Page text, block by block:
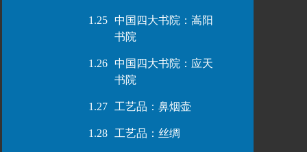
1.25
中国四大书院：嵩阳
书院
1.26
中国四大书院：应天
书院
1.27 工艺品：鼻烟壶
1.28 工艺品：丝绸